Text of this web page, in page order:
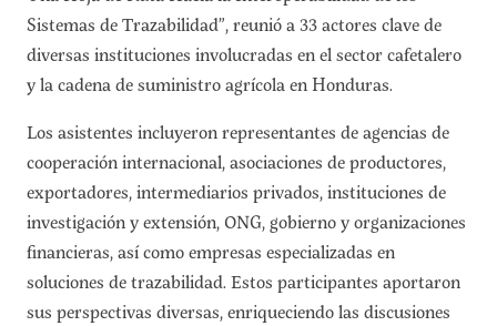
Sistemas de Trazabilidad”, reunió a 33 actores clave de
diversas instituciones involucradas en el sector cafetalero
y la cadena de suministro agrícola en Honduras.
Los asistentes incluyeron representantes de agencias de
cooperación internacional, asociaciones de productores,
exportadores, intermediarios privados, instituciones de
investigación y extensión, ONG, gobierno y organizaciones
financieras, así como empresas especializadas en
soluciones de trazabilidad. Estos participantes aportaron
sus perspectivas diversas, enriqueciendo las discusiones